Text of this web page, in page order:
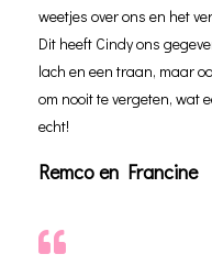
weetjes over ons en het
Dit heeft Cindy ons
lach en een traan, maar
om nooit te vergeten, wat
echt!
Remco en Francine